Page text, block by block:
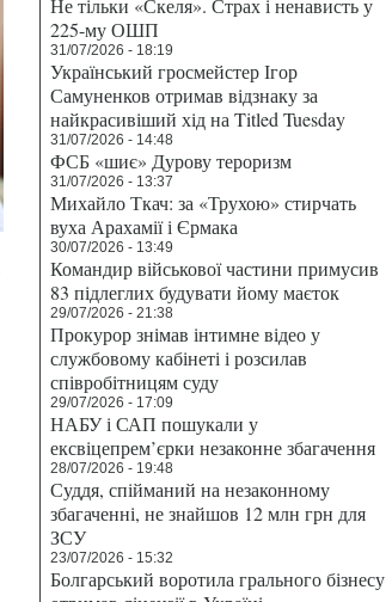
Не тільки «Скеля». Страх і ненависть у
225-му ОШП
31/07/2026 - 18:19
Український гросмейстер Ігор
Самуненков отримав відзнаку за
найкрасивіший хід на Titled Tuesday
31/07/2026 - 14:48
ФСБ «шиє» Дурову тероризм
31/07/2026 - 13:37
Михайло Ткач: за «Трухою» стирчать
вуха Арахамії і Єрмака
30/07/2026 - 13:49
Командир військової частини примусив
83 підлеглих будувати йому маєток
29/07/2026 - 21:38
Прокурор знімав інтимне відео у
службовому кабінеті і розсилав
співробітницям суду
29/07/2026 - 17:09
НАБУ і САП пошукали у
ексвіцепрем’єрки незаконне збагачення
28/07/2026 - 19:48
Суддя, спійманий на незаконному
збагаченні, не знайшов 12 млн грн для
ЗСУ
23/07/2026 - 15:32
Болгарський воротила грального бізнесу